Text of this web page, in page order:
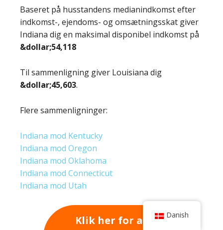
Baseret på husstandens medianindkomst efter
indkomst-, ejendoms- og omsætningsskat giver
Indiana dig en maksimal disponibel indkomst på
&dollar;54,118
Til sammenligning giver Louisiana dig
&dollar;45,603.
Flere sammenligninger:
Indiana mod Kentucky
Indiana mod Oregon
Indiana mod Oklahoma
Indiana mod Connecticut
Indiana mod Utah
Klik her for at
Danish